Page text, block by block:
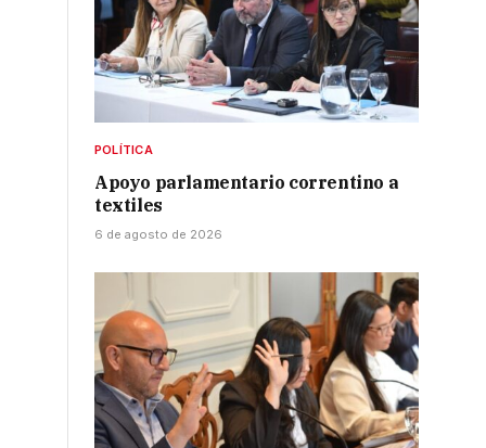
POLÍTICA
Apoyo parlamentario correntino a
textiles
6 de agosto de 2026